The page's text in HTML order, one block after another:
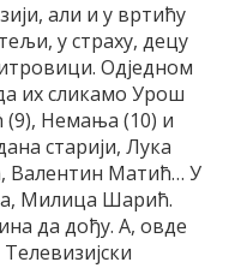
али и у вртићу
у страху, децу
Одједном
их сликамо Урош
(9), Немања (10) и
старији, Лука
Валентин Матић… У
Милица Шарић.
да дођу. А, овде